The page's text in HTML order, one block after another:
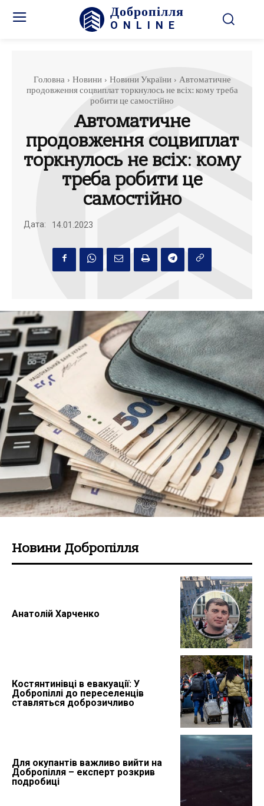
Добропілля
ONLINE
Головна Новини Новини України
Автоматичне
продовження соцвиплат торкнулось не всіх: кому треба
робити це самостійно
Автоматичне
продовження соцвиплат
торкнулось не всіх: кому
треба робити це
самостійно
Дата: 14.01.2023
Новини Добропілля
Анатолій Харченко
Костянтинівці в евакуації: У
Добропіллі до переселенців
ставляться доброзичливо
Для окупантів важливо вийти на
Добропілля – експерт розкрив
подробиці